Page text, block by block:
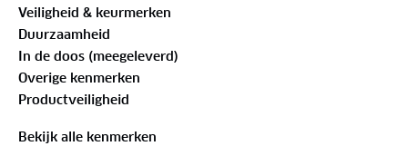
Handig draaimolentje
Verkrijgbaar in 4 kleuren parasols
Wordt geleverd inclusief parasolvoet Lesli Living
Veiligheid & keurmerken
Duurzaamheid
In de doos (meegeleverd)
Overige kenmerken
Productveiligheid
Bekijk alle kenmerken